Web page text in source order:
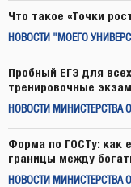
Что такое «Точки
НОВОСТИ "МОЕГО
Пробный ЕГЭ для
тренировочные
НОВОСТИ МИНИСТЕРСТВА
Форма по ГОСТу: как
границы между
НОВОСТИ МИНИСТЕРСТВА